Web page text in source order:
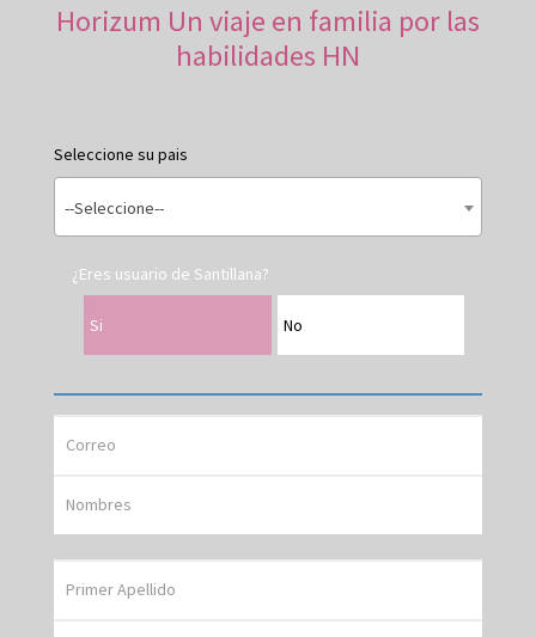
Horizum Un viaje en familia por las
habilidades HN
Seleccione su pais
--Seleccione--
¿Eres usuario de Santillana?
Si No